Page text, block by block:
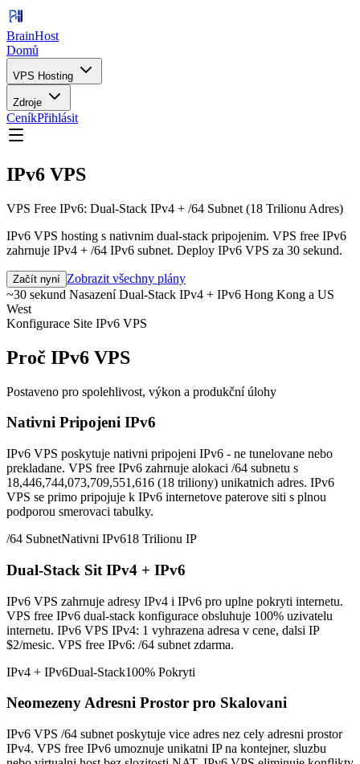
BrainHost
Domů
VPS Hosting
Zdroje
CeníkPřihlásit
IPv6 VPS
VPS Free IPv6: Dual-Stack IPv4 + /64 Subnet (18 Trilionu Adres)
IPv6 VPS hosting s nativnim dual-stack pripojenim. VPS free IPv6
zahrnuje IPv4 + /64 IPv6 subnet. Deploy IPv6 VPS za 30 sekund.
Začít nyní Zobrazit všechny plány
~30 sekund NasazeníDual-Stack IPv4 + IPv6 Hong Kong a US
West
Konfigurace Site IPv6 VPS
Proč IPv6 VPS
Postaveno pro spolehlivost, výkon a produkční úlohy
Nativni Pripojeni IPv6
IPv6 VPS poskytuje nativni pripojeni IPv6 - ne tunelovane nebo
prekladane. VPS free IPv6 zahrnuje alokaci /64 subnetu s
18,446,744,073,709,551,616 (18 triliony) unikatnich adres. IPv6
VPS se primo pripojuje k IPv6 internetove paterove siti s plnou
podporou smerovaci tabulky.
/64 SubnetNativni IPv618 Trilionu IP
Dual-Stack Sit IPv4 + IPv6
IPv6 VPS zahrnuje adresy IPv4 i IPv6 pro uplne pokryti internetu.
VPS free IPv6 dual-stack konfigurace obsluhuje 100% uzivatelu
internetu. IPv6 VPS IPv4: 1 vyhrazena adresa v cene, dalsi IP
$2/mesic. VPS free IPv6: /64 subnet zdarma.
IPv4 + IPv6Dual-Stack100% Pokryti
Neomezeny Adresni Prostor pro Skalovani
IPv6 VPS /64 subnet poskytuje vice adres nez cely adresni prostor
IPv4. VPS free IPv6 umoznuje unikatni IP na kontejner, sluzbu